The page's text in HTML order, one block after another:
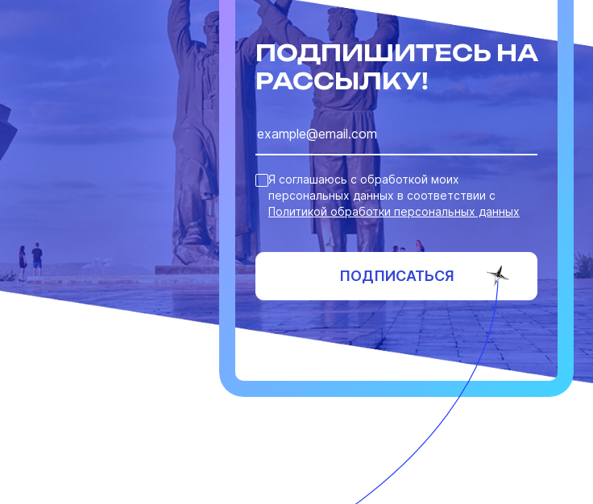
ПОДПИШИТЕСЬ НА
РАССЫЛКУ!
Я соглашаюсь с обработкой моих
персональных данных в соответствии с
Политикой обработки персональных данных
ПОДПИСАТЬСЯ